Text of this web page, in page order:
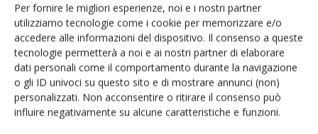
Per fornire le migliori esperienze, noi e i nostri partner
utilizziamo tecnologie come i cookie per memorizzare e/o
accedere alle informazioni del dispositivo. Il consenso a queste
tecnologie permetterà a noi e ai nostri partner di elaborare
dati personali come il comportamento durante la navigazione
o gli ID univoci su questo sito e di mostrare annunci (non)
personalizzati. Non acconsentire o ritirare il consenso può
influire negativamente su alcune caratteristiche e funzioni.
Locker Joinfruit
IlRamassin è una produzione limitata. Quest’anno ce n’era
poco ed è andato inEatalyeCarrefour . La peraNashi
avuto buoni risultati in Europa, pur colpita dal gelo.